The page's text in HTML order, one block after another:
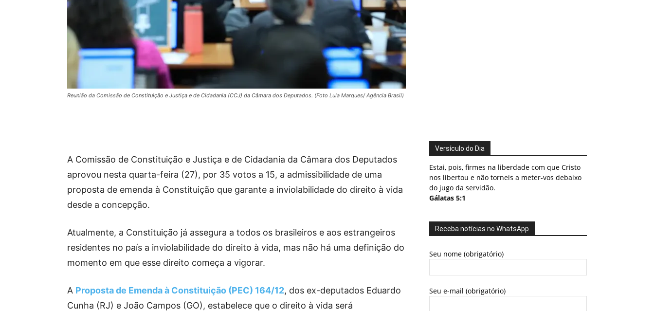
Reunião da Comissão de Constituição e Justiça e de Cidadania (CCJ) da Câmara dos Deputados. (Foto Lula Marques/ Agência Brasil)
A Comissão de Constituição e Justiça e de Cidadania da Câmara dos Deputados
aprovou nesta quarta-feira (27), por 35 votos a 15, a admissibilidade de uma
proposta de emenda à Constituição que garante a inviolabilidade do direito à vida
desde a concepção.
Atualmente, a Constituição já assegura a todos os brasileiros e aos estrangeiros
residentes no país a inviolabilidade do direito à vida, mas não há uma definição do
momento em que esse direito começa a vigorar.
A Proposta de Emenda à Constituição (PEC) 164/12, dos ex-deputados Eduardo
Cunha (RJ) e João Campos (GO), estabelece que o direito à vida será
Versículo do Dia
Estai, pois, firmes na liberdade com que Cristo
nos libertou e não torneis a meter-vos debaixo
do jugo da servidão.
Gálatas 5:1
Receba notícias no WhatsApp
Seu nome (obrigatório)
Seu e-mail (obrigatório)